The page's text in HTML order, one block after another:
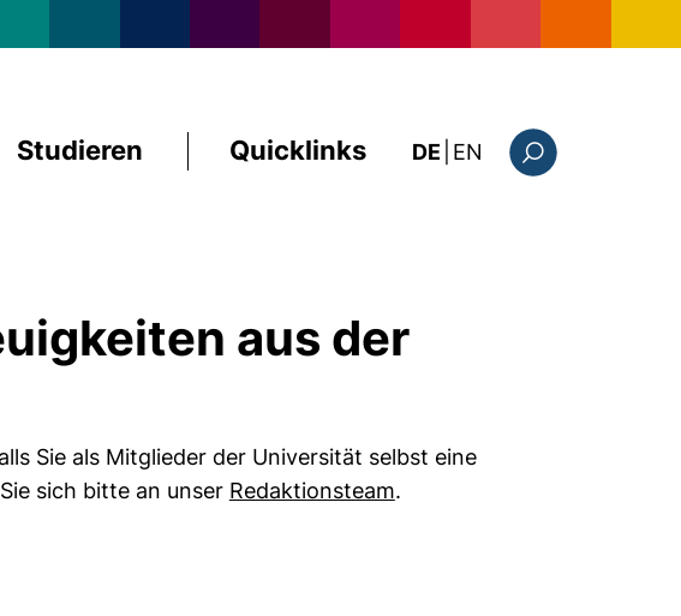
Studieren Quicklinks DE EN : this page in
aus der
Sie als Mitglieder der Universität selbst eine
sich bitte an unser Redaktionsteam.